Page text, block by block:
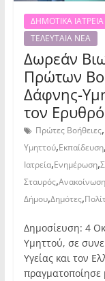
ΔΗΜΟΤΙΚΑ ΙΑΤΡΕΙΑ
ΤΕΛΕΥΤΑΙΑ ΝΕΑ
Δωρεάν
Πρώτων
Δάφνης-
τον
Πρώτες Βοήθειες,
Υμηττού,Εκπαίδευση,
Ιατρεία,Ενημέρωση,
Σταυρός,Ανακοίνωση
Δήμου,Δημότες,
Δημοσίευση: 4
Υμηττού, σε
Υγείας και τον
πραγματοποίησε